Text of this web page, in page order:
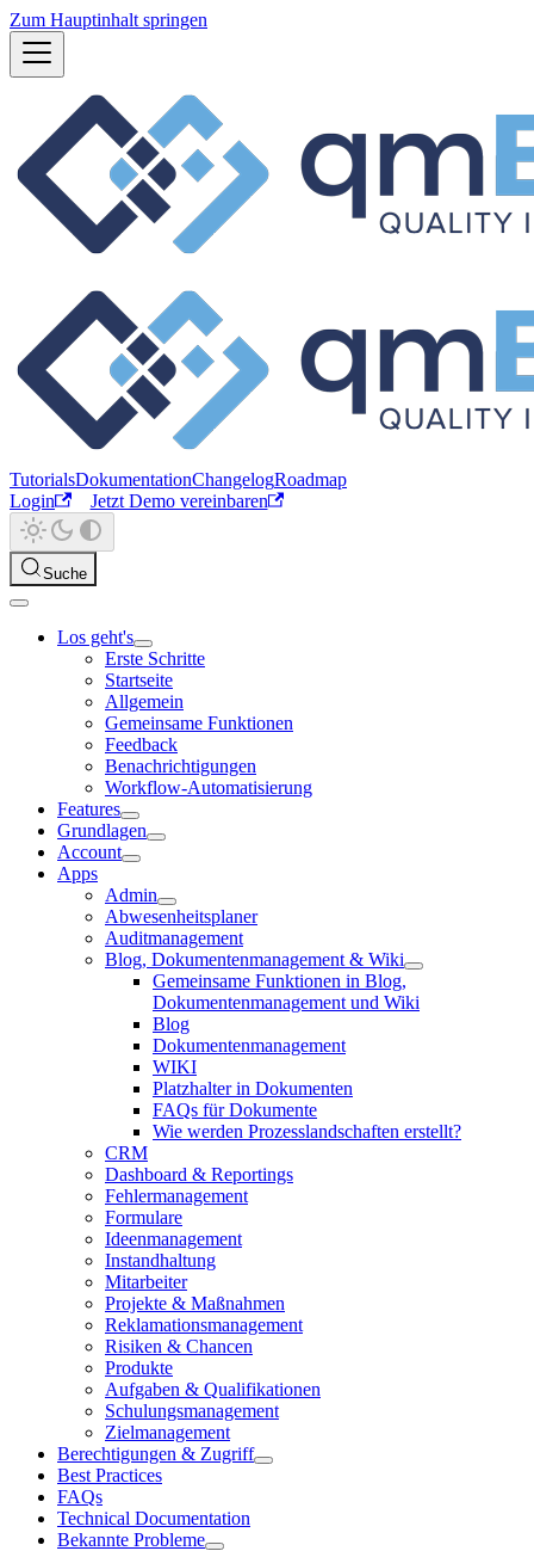
Zum Hauptinhalt springen
TutorialsDokumentationChangelogRoadmap
Login
Jetzt Demo vereinbaren
Suche
Los geht's
Erste Schritte
Startseite
Allgemein
Gemeinsame Funktionen
Feedback
Benachrichtigungen
Workflow-Automatisierung
Features
Grundlagen
Account
Apps
Admin
Abwesenheitsplaner
Auditmanagement
Blog, Dokumentenmanagement & Wiki
Gemeinsame Funktionen in Blog,
Dokumentenmanagement und Wiki
Blog
Dokumentenmanagement
WIKI
Platzhalter in Dokumenten
FAQs für Dokumente
Wie werden Prozesslandschaften erstellt?
CRM
Dashboard & Reportings
Fehlermanagement
Formulare
Ideenmanagement
Instandhaltung
Mitarbeiter
Projekte & Maßnahmen
Reklamationsmanagement
Risiken & Chancen
Produkte
Aufgaben & Qualifikationen
Schulungsmanagement
Zielmanagement
Berechtigungen & Zugriff
Best Practices
FAQs
Technical Documentation
Bekannte Probleme